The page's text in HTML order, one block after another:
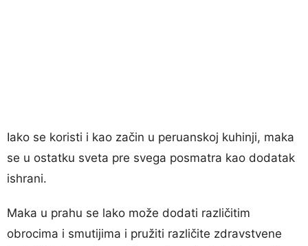
Iako se koristi i kao začin u peruanskoj kuhinji, maka
se u ostatku sveta pre svega posmatra kao dodatak
ishrani.
Maka u prahu se lako može dodati različitim
obrocima i smutijima i pružiti različite zdravstvene